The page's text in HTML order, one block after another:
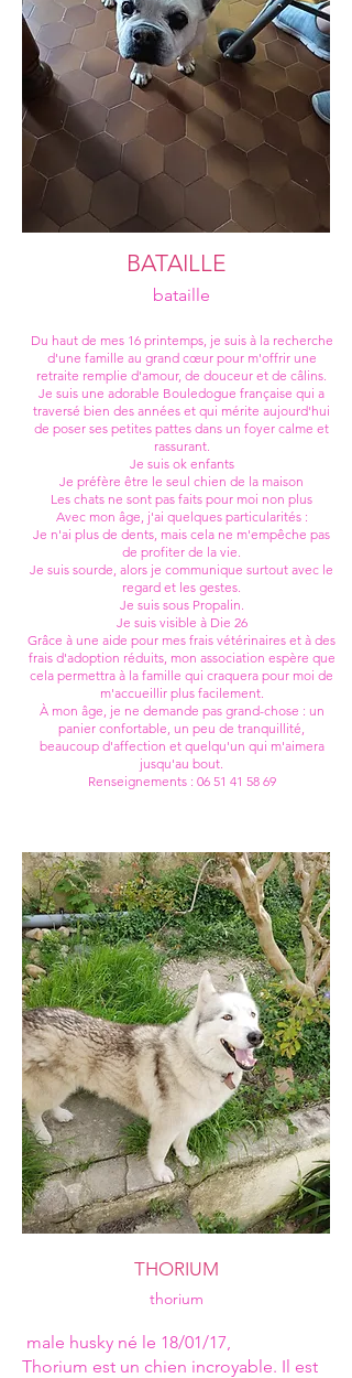
BATAILLE
bataille
Du haut de mes 16 printemps, je suis à la recherche
d'une famille au grand cœur pour m'offrir une
retraite remplie d'amour, de douceur et de câlins.
Je suis une adorable Bouledogue française qui a
traversé bien des années et qui mérite aujourd'hui
de poser ses petites pattes dans un foyer calme et
rassurant.
Je suis ok enfants
Je préfère être le seul chien de la maison
Les chats ne sont pas faits pour moi non plus
Avec mon âge, j'ai quelques particularités :
Je n'ai plus de dents, mais cela ne m'empêche pas
de profiter de la vie.
Je suis sourde, alors je communique surtout avec le
regard et les gestes.
Je suis sous Propalin.
Je suis visible à Die 26
Grâce à une aide pour mes frais vétérinaires et à des
frais d'adoption réduits, mon association espère que
cela permettra à la famille qui craquera pour moi de
m'accueillir plus facilement.
À mon âge, je ne demande pas grand-chose : un
panier confortable, un peu de tranquillité,
beaucoup d'affection et quelqu'un qui m'aimera
jusqu'au bout.
Renseignements : 06 51 41 58 69
THORIUM
thorium
male husky né le 18/01/17,
Thorium est un chien incroyable. Il est